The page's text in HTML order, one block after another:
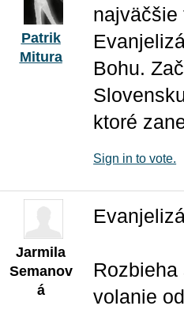
Patrik
Mitura
najväčšie
Bohu.
ktoré
Sign in to vote.
Jarmila
Semanov
á
volanie